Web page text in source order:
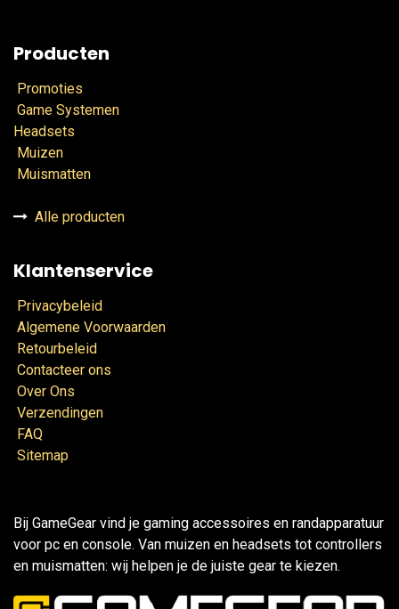
Producten
Promoties
Game Systemen
Headsets
Muizen
Muismatten
Alle producten
Klantenservice
Privacybeleid
Algemene Voorwaarden
Retourbeleid
Contacteer ons
Over Ons
Verzendingen
FAQ
Sitemap
Bij GameGear vind je gaming accessoires en randapparatuur
voor pc en console. Van muizen en headsets tot controllers
en muismatten: wij helpen je de juiste gear te kiezen.